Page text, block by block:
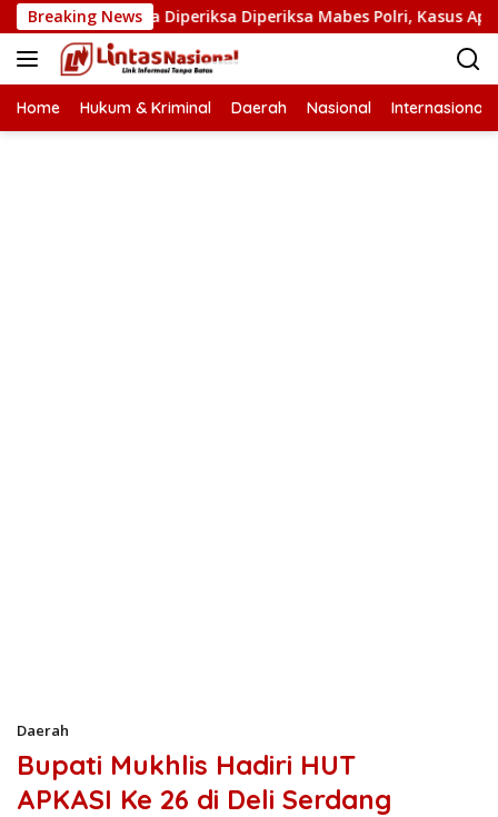
Langsung
ke
konten
Breaking News
Diperiksa Diperiksa Mabes Polri, Kasus Apa?
Home Hukum & Kriminal Daerah Nasional Internasional
Daerah
Bupati Mukhlis Hadiri HUT
APKASI Ke 26 di Deli Serdang